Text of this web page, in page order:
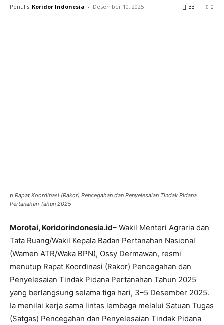
Penulis Koridor Indonesia - Desember 10, 2025 0
33
p Rapat Koordinasi (Rakor) Pencegahan dan Penyelesaian Tindak Pidana
Pertanahan Tahun 2025
Morotai, Koridorindonesia.id– Wakil Menteri Agraria dan
Tata Ruang/Wakil Kepala Badan Pertanahan Nasional
(Wamen ATR/Waka BPN), Ossy Dermawan, resmi
menutup Rapat Koordinasi (Rakor) Pencegahan dan
Penyelesaian Tindak Pidana Pertanahan Tahun 2025
yang berlangsung selama tiga hari, 3–5 Desember 2025.
Ia menilai kerja sama lintas lembaga melalui Satuan Tugas
(Satgas) Pencegahan dan Penyelesaian Tindak Pidana